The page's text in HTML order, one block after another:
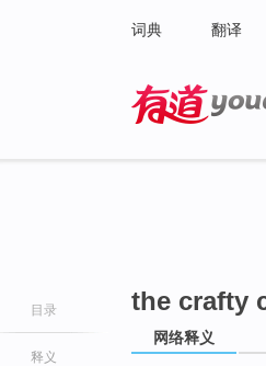
词典 翻译
目录
释义
the crafty
网络释义